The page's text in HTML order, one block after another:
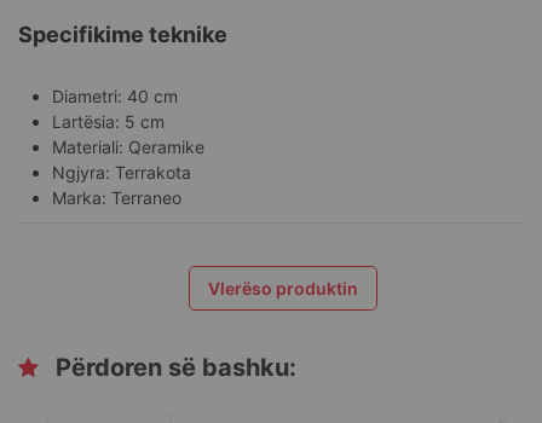
Specifikime teknike
Diametri: 40 cm
Lartësia: 5 cm
Materiali: Qeramike
Ngjyra: Terrakota
Marka: Terraneo
Vlerëso produktin
Përdoren së bashku: